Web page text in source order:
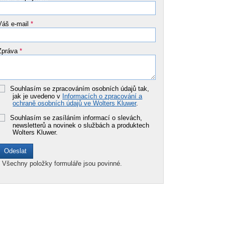
e-mail*
*
Souhlasím se zpracováním osobních údajů tak,
jak je uvedeno v Informacích o zpracování a
ochraně osobních údajů ve Wolters Kluwer.
Souhlasím se zasíláním informací o slevách,
newsletterů a novinek o službách a produktech
Wolters Kluwer.
Všechny položky formuláře jsou povinné.